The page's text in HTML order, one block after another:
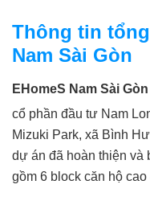
Thông tin
Nam Sài Gòn
EHomeS Nam Sài Gòn
cổ phần đầu tư Nam
Mizuki Park, xã Bình
dự án đã hoàn thiện và
gồm 6 block căn hộ cao